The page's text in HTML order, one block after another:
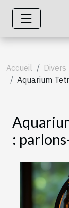
Accueil
Divers
Aquarium
: